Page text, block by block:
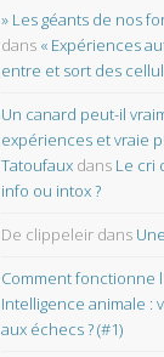
» Les géants de nos
dans « Expériences
entre et sort des
Un canard peut-il
expériences et vraie
Tatoufaux dans Le cri
info ou intox ?
De clippeleir dans
Comment fonctionne
Intelligence animale :
aux échecs ? (#1)